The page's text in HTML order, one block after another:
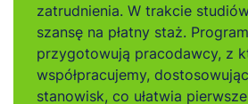
zatrudnienia. W trakcie
szansę na płatny staż.
przygotowują pracodawcy, z
współpracujemy,
stanowisk, co ułatwia